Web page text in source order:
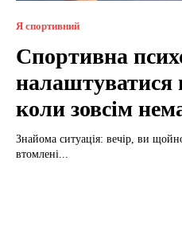
Я спортивний
Спортивна
налаштуватися
коли зовсім
Знайома ситуація: вечір, ви
втомлені...